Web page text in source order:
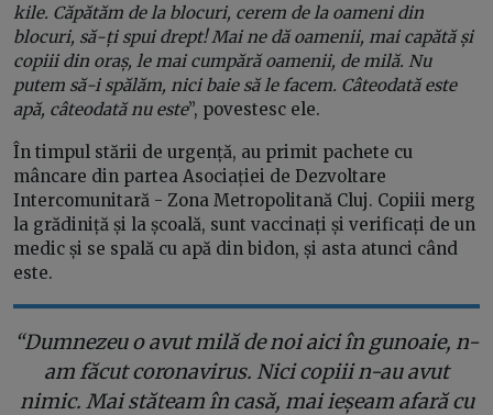
kile. Căpătăm de la blocuri, cerem de la oameni din
blocuri, să-ți spui drept! Mai ne dă oamenii, mai capătă și
copiii din oraș, le mai cumpără oamenii, de milă. Nu
putem să-i spălăm, nici baie să le facem. Câteodată este
apă, câteodată nu este”, povestesc ele.
În timpul stării de urgență, au primit pachete cu
mâncare din partea Asociației de Dezvoltare
Intercomunitară - Zona Metropolitană Cluj. Copiii merg
la grădiniță și la școală, sunt vaccinați și verificați de un
medic și se spală cu apă din bidon, și asta atunci când
este.
“Dumnezeu o avut milă de noi aici în gunoaie, n-
am făcut coronavirus. Nici copiii n-au avut
nimic. Mai stăteam în casă, mai ieșeam afară cu